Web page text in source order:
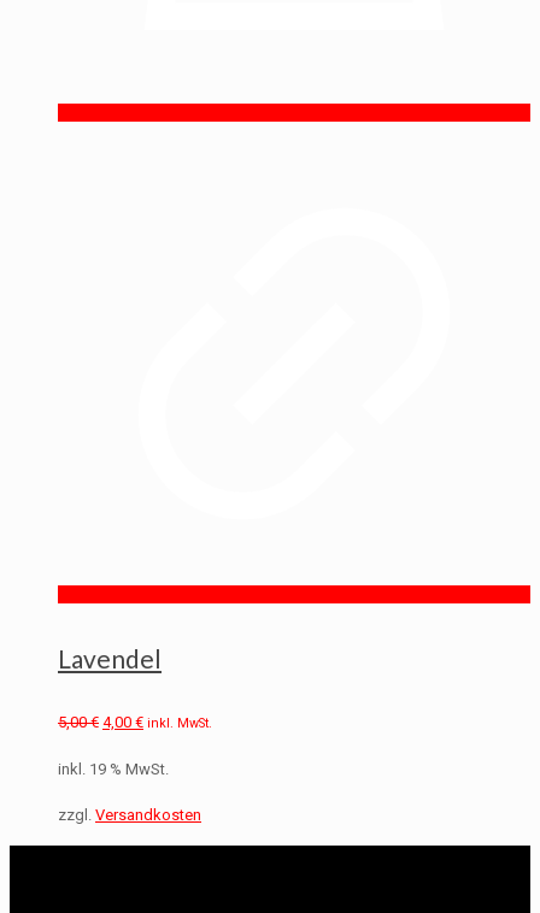
Lavendel
5,00€ 4,00 € inkl. MwSt.
inkl. 19 % MwSt.
zzgl. Versandkosten